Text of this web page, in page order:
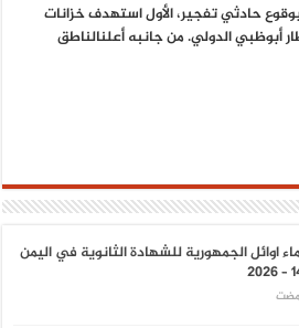
بوقوع حادثي تفجير، الأول استهدف خزانات
أبوظبي الدولي. من جانبه أعلنالناطق
اوائل الجمهورية للشهادة الثانوية في اليمن